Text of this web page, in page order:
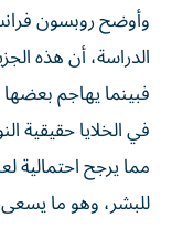
وأوضح روبسون
الدراسة، أن هذه
فبينما يهاجم بعضها
في الخلايا حقيقية
مما يرجح
للبشر، وهو ما يسعى